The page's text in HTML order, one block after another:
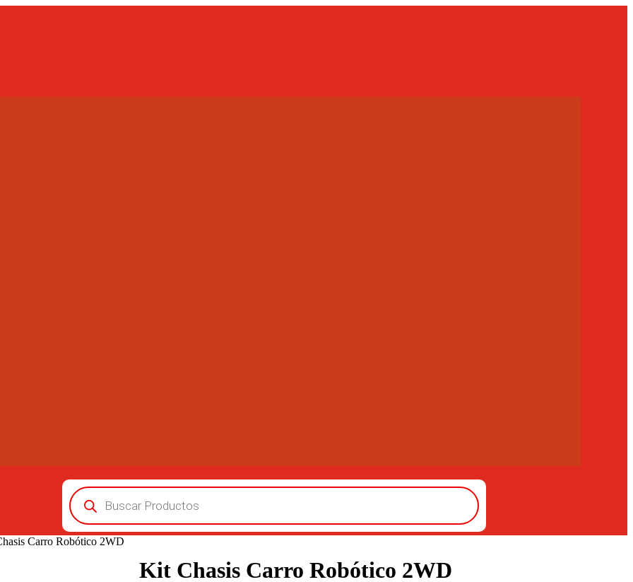
Búsqueda
de
productos
Carro Robótico 2WD
Kit Chasis Carro Robótico 2WD